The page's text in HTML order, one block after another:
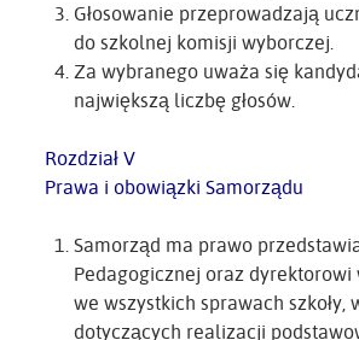
Głosowanie przeprowadzają
do szkolnej komisji wyborczej.
Za wybranego uważa się
największą liczbę głosów.
Rozdział V
Prawa i obowiązki Samorządu
Samorząd ma prawo
Pedagogicznej oraz dyrektorowi
we wszystkich sprawach szkoły,
dotyczących realizacji